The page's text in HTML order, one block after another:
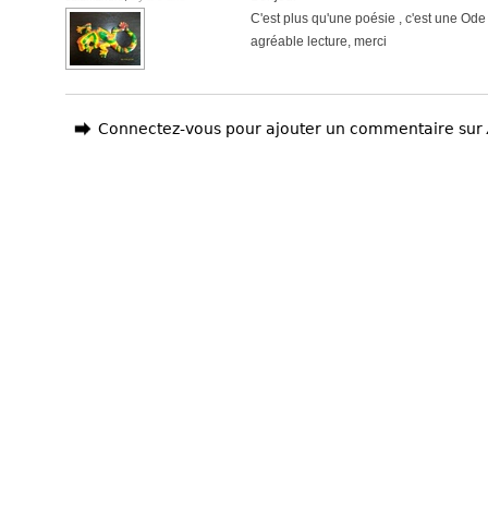
C'est plus qu'une poésie , c'est une
agréable lecture, merci
Connectez-vous pour ajouter un commentaire sur